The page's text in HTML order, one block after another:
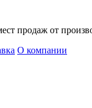
продаж от
О компании